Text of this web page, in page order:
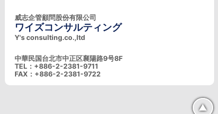
威志企管顧問股份有限公司
ワイズコンサルティング
Y's consulting.co.,ltd
中華民国台北市中正区襄陽路9号8F
TEL：+886-2-2381-9711
FAX：+886-2-2381-9722
▲